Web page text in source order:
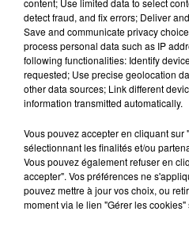
Le Duel -
en jet ski !
Podcasts
Kelly
content; Use limited data to select
detect fraud, and fix errors; Deliver
Save and communicate privacy
process personal data such as IP
following functionalities: Identify
requested; Use precise geolocation
other data sources; Link different
information transmitted automatically.
Vous pouvez accepter en cliquant sur
sélectionnant les finalités et/ou
Vous pouvez également refuser en
accepter". Vos préférences ne
pouvez mettre à jour vos choix, ou
moment via le lien "Gérer les